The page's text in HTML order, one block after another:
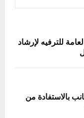
للترفيه لإرشاد
بالاستفادة من